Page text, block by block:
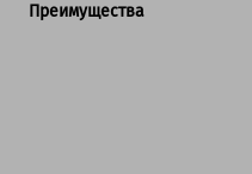
Преимущества